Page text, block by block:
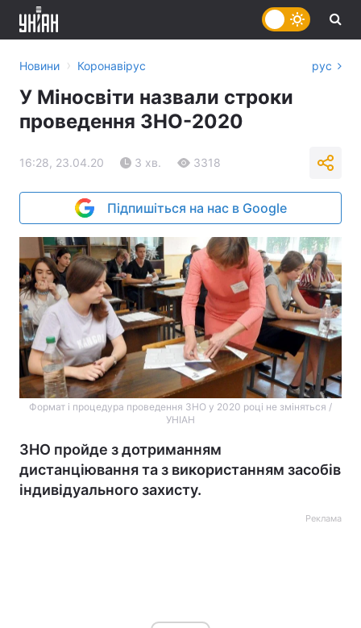
Новини › Коронавірус рус
У Міносвіти назвали строки
проведення ЗНО-2020
16:28, 23.04.20 3 хв. 3318
Підпишіться на нас в Google
Формат і процедура проведення ЗНО у 2020 році не зміняться /
УНІАН
ЗНО пройде з дотриманням
дистанціювання та з використанням засобів
індивідуального захисту.
Реклама